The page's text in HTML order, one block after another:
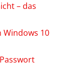
– das
10